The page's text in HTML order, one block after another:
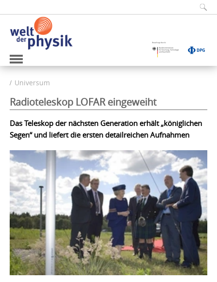
Universum
Radioteleskop LOFAR eingeweiht
Das Teleskop der nächsten Generation erhält „königlichen
Segen“ und liefert die ersten detailreichen Aufnahmen